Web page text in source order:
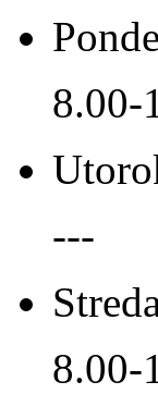
8.00-
---
8.00-